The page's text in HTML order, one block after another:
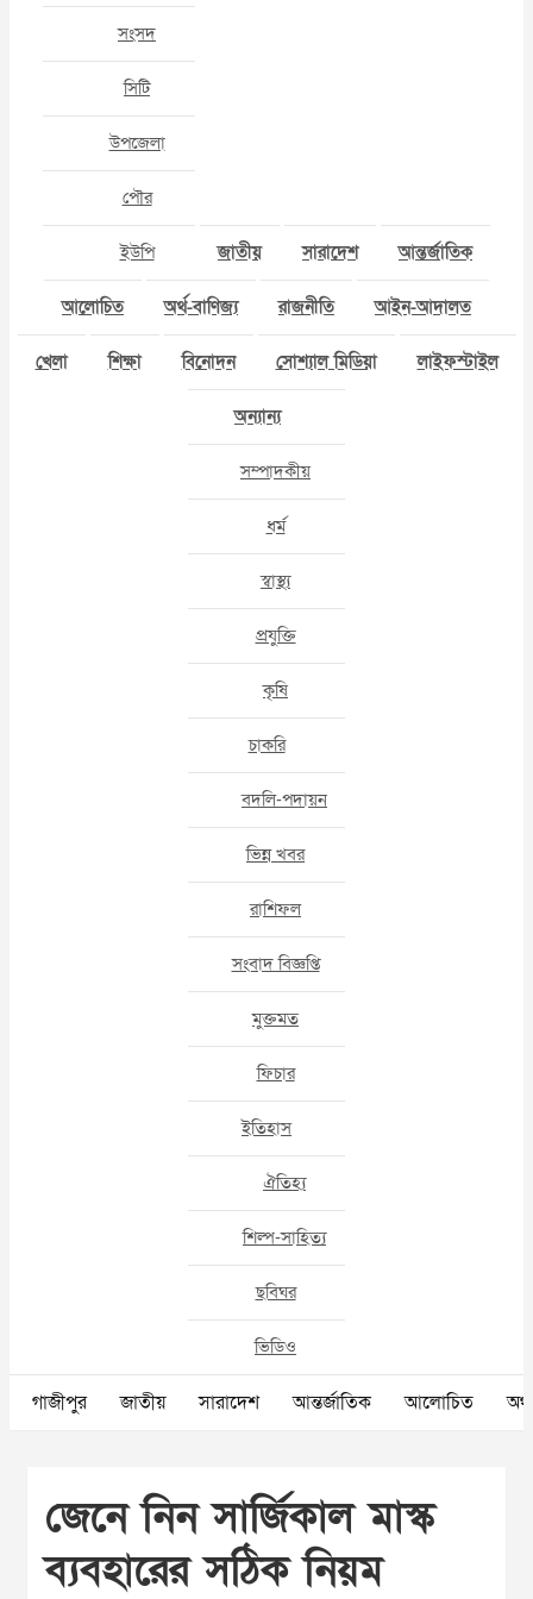
সংসদ
সিটি
উপজেলা
পৌর
ইউপি জাতীয় সারাদেশ আন্তর্জাতিক
আলোচিত অর্থ-বাণিজ্য রাজনীতি আইন-আদালত
খেলা শিক্ষা বিনোদন সোশ্যাল মিডিয়া লাইফস্টাইল
অন্যান্য
সম্পাদকীয়
ধর্ম
স্বাস্থ্য
প্রযুক্তি
কৃষি
চাকরি
বদলি-পদায়ন
ভিন্ন খবর
রাশিফল
সংবাদ বিজ্ঞপ্তি
মুক্তমত
ফিচার
ইতিহাস
ঐতিহ্য
শিল্প-সাহিত্য
ছবিঘর
ভিডিও
গাজীপুর জাতীয় সারাদেশ আন্তর্জাতিক আলোচিত
জেনে নিন সার্জিকাল মাস্ক
ব্যবহারের সঠিক নিয়ম